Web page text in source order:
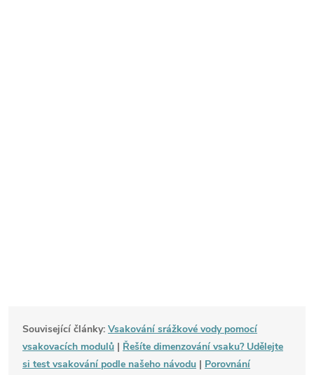
Související články: Vsakování srážkové vody pomocí
vsakovacích modulů | Řešíte dimenzování vsaku? Udělejte
si test vsakování podle našeho návodu | Porovnání